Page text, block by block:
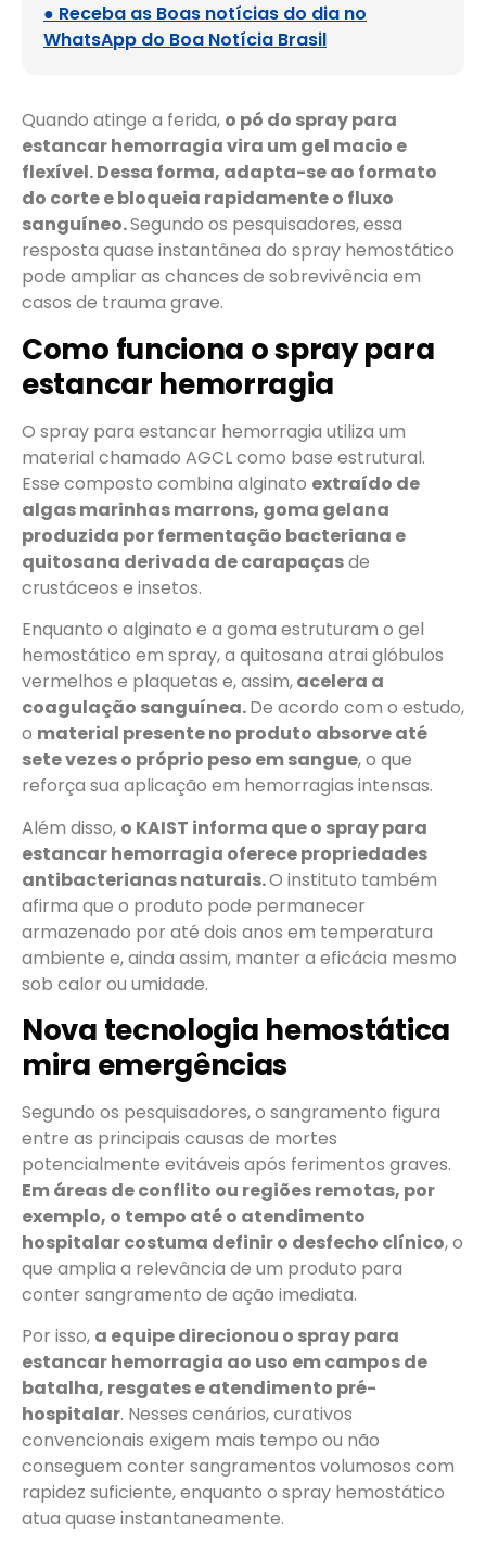
● Receba as Boas notícias do dia no
WhatsApp do Boa Notícia Brasil
Quando atinge a ferida, o pó do spray para
estancar hemorragia vira um gel macio e
flexível. Dessa forma, adapta-se ao formato
do corte e bloqueia rapidamente o fluxo
sanguíneo.Segundo os pesquisadores, essa
resposta quase instantânea do spray hemostático
pode ampliar as chances de sobrevivência em
casos de trauma grave.
Como funciona o spray para
estancar hemorragia
O spray para estancar hemorragia utiliza um
material chamado AGCL como base estrutural.
Esse composto combina alginato extraído de
algas marinhas marrons, goma gelana
produzida por fermentação bacteriana e
quitosana derivada de carapaçasde
crustáceos e insetos.
Enquanto o alginato e a goma estruturam o gel
hemostático em spray, a quitosana atrai glóbulos
vermelhos e plaquetas e, assim,acelera a
coagulação sanguínea.De acordo com o estudo,
o material presente no produto absorve até
sete vezes o próprio peso em sangue, o que
reforça sua aplicação em hemorragias intensas.
Além disso, o KAIST informa que o spray para
estancar hemorragia oferece propriedades
antibacterianas naturais.O instituto também
afirma que o produto pode permanecer
armazenado por até dois anos em temperatura
ambiente e, ainda assim, manter a eficácia mesmo
sob calor ou umidade.
Nova tecnologia hemostática
mira emergências
Segundo os pesquisadores, o sangramento figura
entre as principais causas de mortes
potencialmente evitáveis após ferimentos graves.
Em áreas de conflito ou regiões remotas, por
exemplo, o tempo até o atendimento
hospitalar costuma definir o desfecho clínico, o
que amplia a relevância de um produto para
conter sangramento de ação imediata.
Por isso, a equipe direcionou o spray para
estancar hemorragia ao uso em campos de
batalha, resgates e atendimento pré-
hospitalar. Nesses cenários, curativos
convencionais exigem mais tempo ou não
conseguem conter sangramentos volumosos com
rapidez suficiente, enquanto o spray hemostático
atua quase instantaneamente.